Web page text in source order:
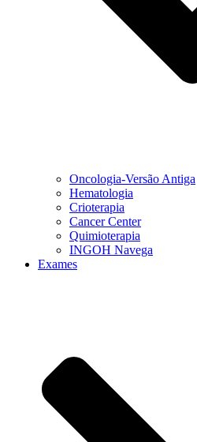
Oncologia-Versão Antiga
Hematologia
Crioterapia
Cancer Center
Quimioterapia
INGOH Navega
Exames